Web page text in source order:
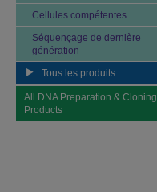
Cellules compétentes
Séquençage de dernière
génération
Tous les produits
All DNA Preparation & Cloning
Products